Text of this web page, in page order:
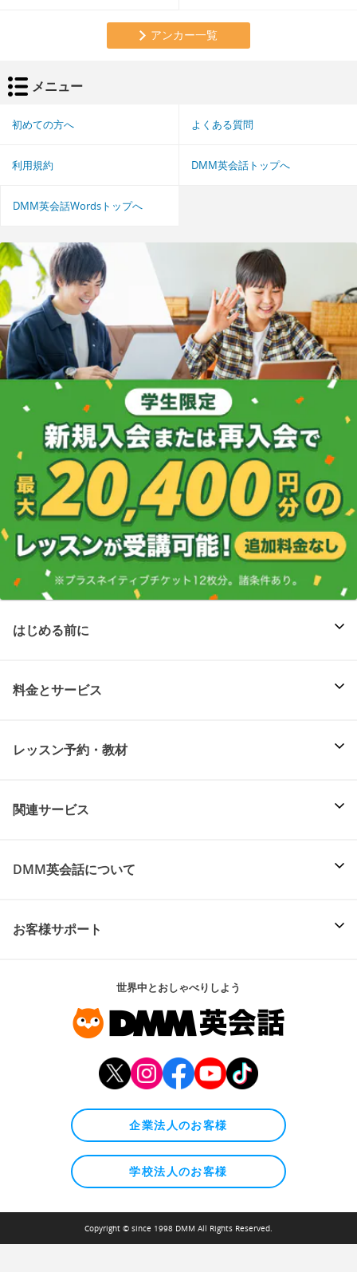
アンカー一覧
メニュー
初めての方へ よくある質問
利用規約 DMM英会話トップへ
DMM英会話Wordsトップへ
はじめる前に
料金とサービス
レッスン予約・教材
関連サービス
DMM英会話について
お客様サポート
世界中とおしゃべりしよう
企業法人のお客様
学校法人のお客様
Copyright © since 1998 DMM All Rights Reserved.